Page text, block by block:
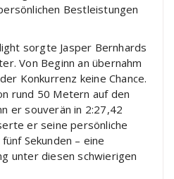
Bestleistungen
sorgte Jasper Bernhards
Von Beginn an übernahm
Konkurrenz keine Chance.
rund 50 Metern auf den
er souverän in 2:27,42
er seine persönliche
Sekunden – eine
unter diesen schwierigen